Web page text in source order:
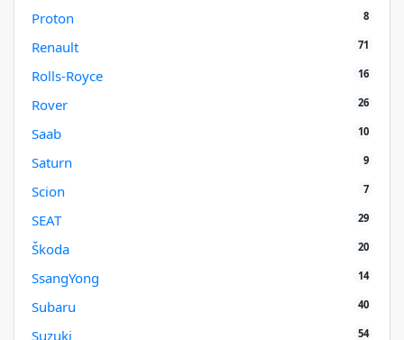
Proton 8
Renault 71
Rolls-Royce 16
Rover 26
Saab 10
Saturn 9
Scion 7
SEAT 29
Škoda 20
SsangYong 14
Subaru 40
Suzuki 54